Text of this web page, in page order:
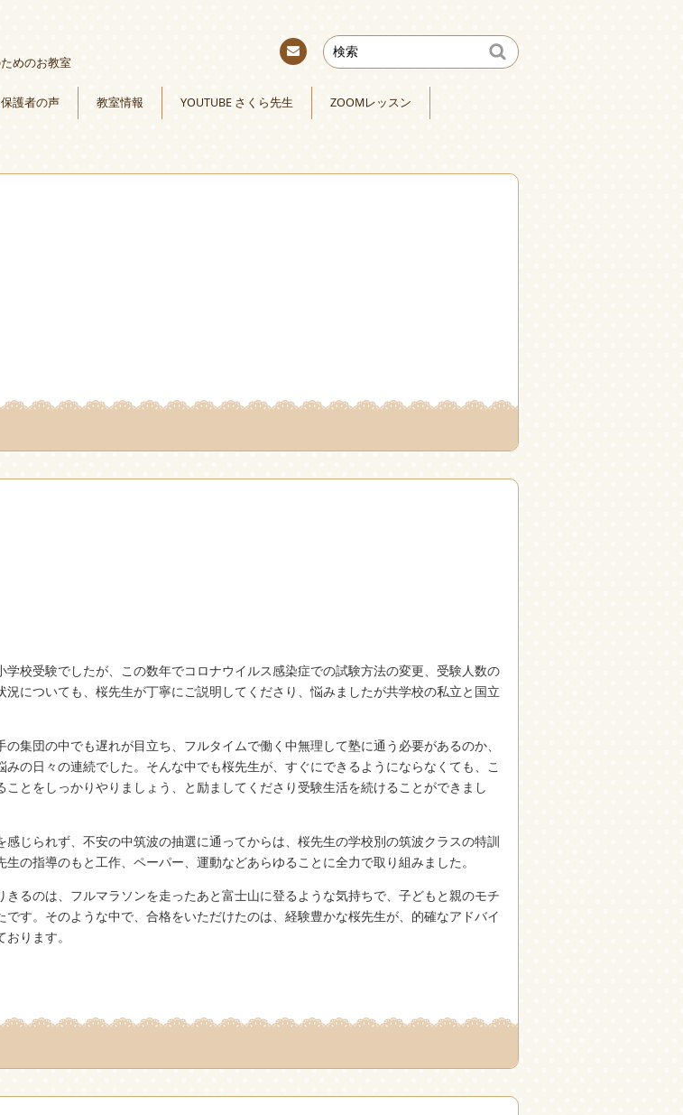
めのお教室
先
保護者の声 教室情報 YOUTUBE さくら先生 ZOOMレッスン
校受験でしたが、この数年でコロナウイルス感染症での試験方法の変更、受験人数の
についても、桜先生が丁寧にご説明してくださり、悩みましたが共学校の私立と国立
集団の中でも遅れが目立ち、フルタイムで働く中無理して塾に通う必要があるのか、
の日々の連続でした。そんな中でも桜先生が、すぐにできるようにならなくても、こ
とをしっかりやりましょう、と励ましてくださり受験生活を続けることができまし
じられず、不安の中筑波の抽選に通ってからは、桜先生の学校別の筑波クラスの特訓
の指導のもと工作、ペーパー、運動などあらゆることに全力で取り組みました。
るのは、フルマラソンを走ったあと富士山に登るような気持ちで、子どもと親のモチ
す。そのような中で、合格をいただけたのは、経験豊かな桜先生が、的確なアドバイ
ります。